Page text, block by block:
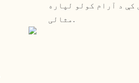
کې د آرام کولو لپاره
مثالی.